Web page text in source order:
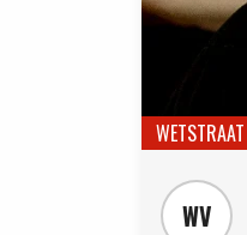
WV